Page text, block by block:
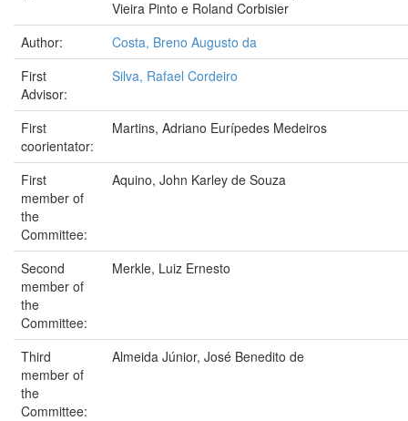
Vieira Pinto e Roland Corbisier
Author:
Costa, Breno Augusto da
First
Advisor:
Silva, Rafael Cordeiro
First
coorientator:
Martins, Adriano Eurípedes Medeiros
First
member of
the
Committee:
Aquino, John Karley de Souza
Second
member of
the
Committee:
Merkle, Luiz Ernesto
Third
member of
the
Committee:
Almeida Júnior, José Benedito de